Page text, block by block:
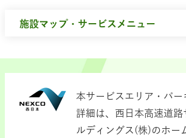
施設マップ・サービスメニュー
本サービスエリア・パー
詳細は、西日本高速道路
ルディングス(株)のホー